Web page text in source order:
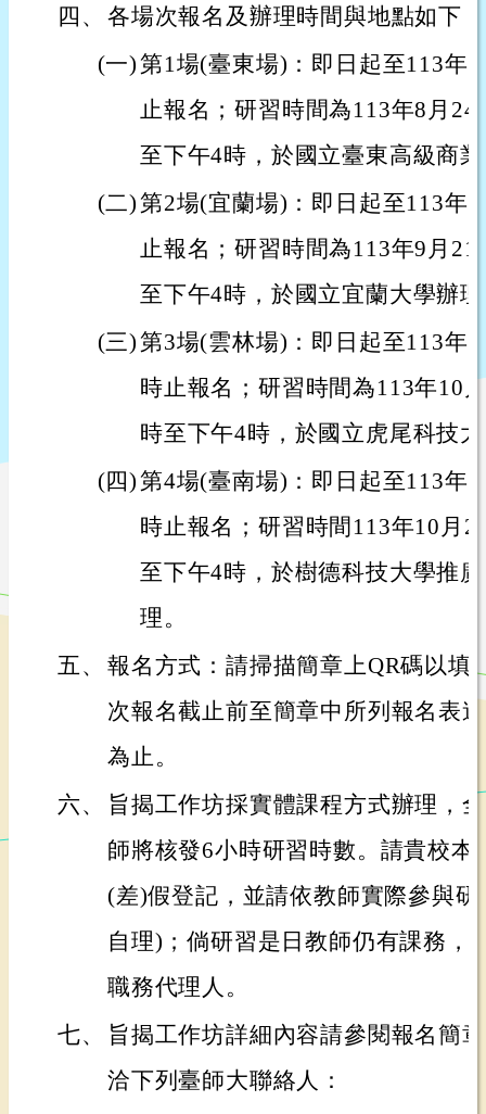
四、 各場次報名及辦理時間與地點如下：
(一)第1場(臺東場)：即日起至113年
止報名；研習時間為113年8月
至下午4時，於國立臺東高級商
(二)第2場(宜蘭場)：即日起至113年
止報名；研習時間為113年9月
至下午4時，於國立宜蘭大學辦
(三)第3場(雲林場)：即日起至113年
時止報名；研習時間為113年10
時至下午4時，於國立虎尾科技
(四)第4場(臺南場)：即日起至113年
時止報名；研習時間113年10月
至下午4時，於樹德科技大學推
理。
五、 報名方式：請掃描簡章上QR碼以填
次報名截止前至簡章中所列報名表
為止。
六、
旨揭工作坊採實體課程方式辦理，
師將核發6小時研習時數。請貴校本
(差)假登記，並請依教師實際參與
自理)；倘研習是日教師仍有課務，
職務代理人。
七、
旨揭工作坊詳細內容請參閱報名簡
洽下列臺師大聯絡人：